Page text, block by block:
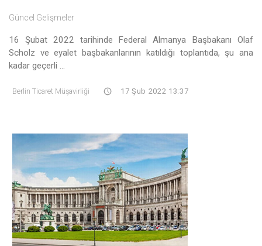
Güncel Gelişmeler
16 Şubat 2022 tarihinde Federal Almanya Başbakanı Olaf
Scholz ve eyalet başbakanlarının katıldığı toplantıda, şu ana
kadar geçerli ...
Berlin Ticaret Müşavirliği 17 Şub 2022 13:37